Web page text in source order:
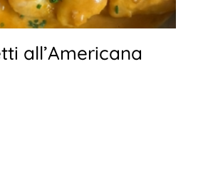
all’Americana